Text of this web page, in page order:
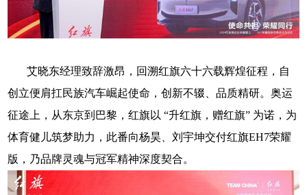
艾晓东经理致辞激昂，回溯红旗六十六载辉煌征程，自
创立便肩扛民族汽车崛起使命，创新不辍、品质精研。奥运
征途上，从东京到巴黎，红旗以 “升红旗，赠红旗” 为诺，为
体育健儿筑梦助力，此番向杨昊、刘宇坤交付红旗EH7荣耀
版，乃品牌灵魂与冠军精神深度契合。